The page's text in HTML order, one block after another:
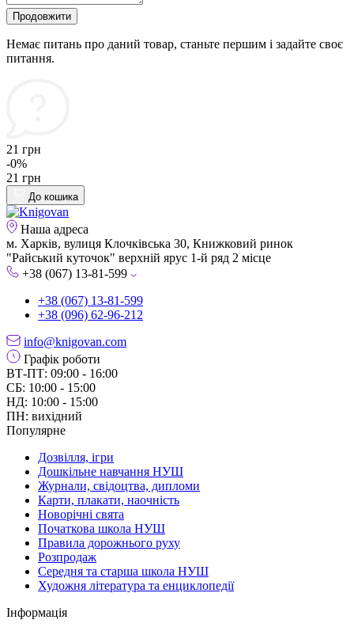
Продовжити
Немає питань про даний товар, станьте першим і задайте своє
питання.
21 грн
-0%
21 грн
До кошика
Наша адреса
м. Харків, вулиця Клочківська 30, Книжковий ринок
"Райський куточок" верхній ярус 1-й ряд 2 місце
+38 (067) 13-81-599
+38 (067) 13-81-599
+38 (096) 62-96-212
info@knigovan.com
Графік роботи
ВТ-ПТ: 09:00 - 16:00
СБ: 10:00 - 15:00
НД: 10:00 - 15:00
ПН: вихідний
Популярне
Дозвілля, ігри
Дошкільне навчання НУШ
Журнали, свідоцтва, дипломи
Карти, плакати, наочність
Новорічні свята
Початкова школа НУШ
Правила дорожнього руху
Розпродаж
Середня та старша школа НУШ
Художня література та енциклопедії
Інформація